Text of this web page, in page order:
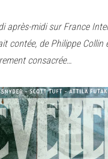
après-midi sur France
contée, de Philippe Collin
consacrée…